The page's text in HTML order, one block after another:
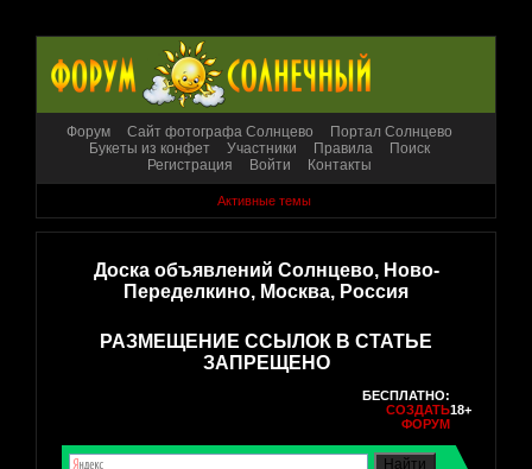
Форум Сайт фотографа Солнцево
Портал Солнцево
Букеты из конфет
Участники Правила
Поиск
Регистрация
Войти Контакты
Активные темы
Доска объявлений Солнцево, Ново-
Переделкино, Москва, Россия
РАЗМЕЩЕНИЕ ССЫЛОК В СТАТЬЕ
ЗАПРЕЩЕНО
БЕСПЛАТНО:
СОЗДАТЬ
ФОРУМ
18+